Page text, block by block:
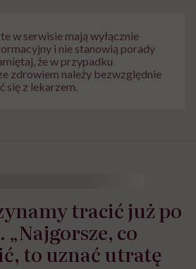
w serwisie mają wyłącznie
i nie stanowią porady
że w przypadku
zdrowiem należy bezwzględnie
się z lekarzem.
tracić już po
co
to uznać utratę